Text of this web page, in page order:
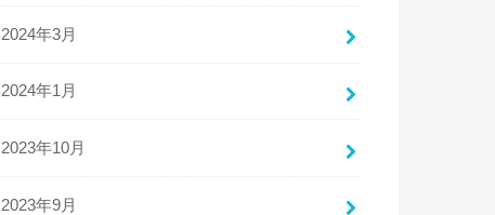
2024年3月
2024年1月
2023年10月
2023年9月